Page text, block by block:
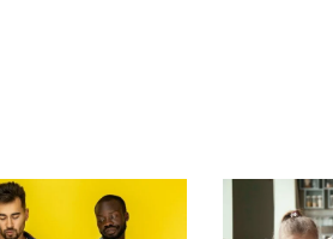
que já te machucaram. E também
já machucou.